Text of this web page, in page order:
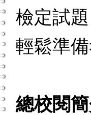
檢定試
輕鬆準
總校閱